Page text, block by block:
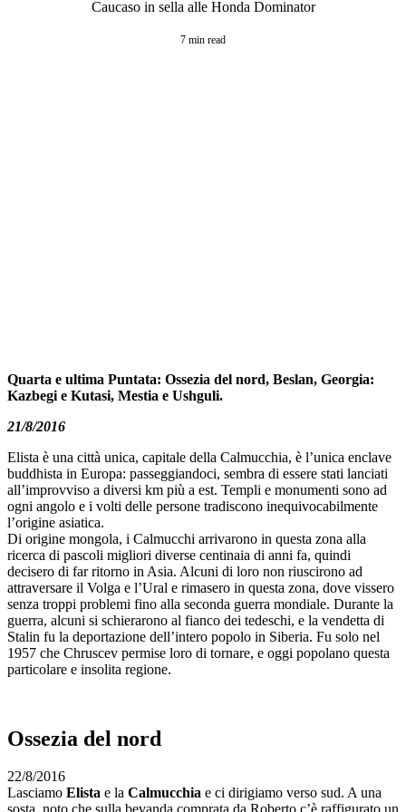
Caucaso in sella alle Honda Dominator
7 min read
Quarta e ultima Puntata: Ossezia del nord, Beslan, Georgia:
Kazbegi e Kutasi, Mestia e Ushguli.
21/8/2016
Elista è una città unica, capitale della Calmucchia, è l’unica enclave
buddhista in Europa: passeggiandoci, sembra di essere stati lanciati
all’improvviso a diversi km più a est. Templi e monumenti sono ad
ogni angolo e i volti delle persone tradiscono inequivocabilmente
l’origine asiatica.
Di origine mongola, i Calmucchi arrivarono in questa zona alla
ricerca di pascoli migliori diverse centinaia di anni fa, quindi
decisero di far ritorno in Asia. Alcuni di loro non riuscirono ad
attraversare il Volga e l’Ural e rimasero in questa zona, dove vissero
senza troppi problemi fino alla seconda guerra mondiale. Durante la
guerra, alcuni si schierarono al fianco dei tedeschi, e la vendetta di
Stalin fu la deportazione dell’intero popolo in Siberia. Fu solo nel
1957 che Chruscev permise loro di tornare, e oggi popolano questa
particolare e insolita regione.
Ossezia del nord
22/8/2016
Lasciamo Elista e la Calmucchia e ci dirigiamo verso sud. A una